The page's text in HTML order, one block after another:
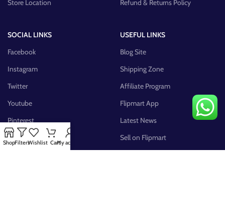
Store Location
Refund & Returns Policy
SOCIAL LINKS
Facebook
Instagram
Twitter
Youtube
Pinterest
FB Group
USEFUL LINKS
Blog Site
Shipping Zone
Affiliate Program
Flipmart App
Latest News
Sell on Flipmart
ShopFiltersWishlist CartMy account